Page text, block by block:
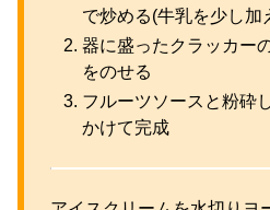
で炒める(牛乳を少し加
器に盛ったクラッカー
をのせる
フルーツソースと粉砕
かけて完成